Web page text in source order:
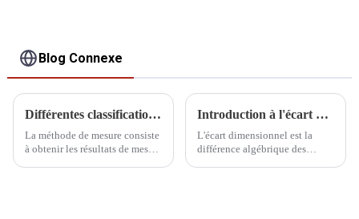
Blog Connexe
Différentes classifications des méthodes de mesure
La méthode de mesure consiste
à obtenir les résultats de mesure
Introduction à l'écart dimensionnel
L'écart dimensionnel est la
différence algébrique des